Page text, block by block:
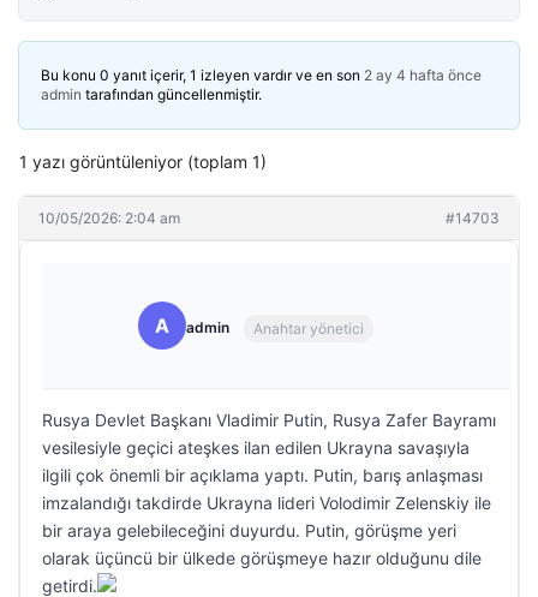
Bu konu 0 yanıt içerir, 1 izleyen vardır ve en son 2 ay 4 hafta önce
admin tarafından güncellenmiştir.
1 yazı görüntüleniyor (toplam 1)
10/05/2026: 2:04 am #14703
A admin Anahtar yönetici
Rusya Devlet Başkanı Vladimir Putin, Rusya Zafer Bayramı
vesilesiyle geçici ateşkes ilan edilen Ukrayna savaşıyla
ilgili çok önemli bir açıklama yaptı. Putin, barış anlaşması
imzalandığı takdirde Ukrayna lideri Volodimir Zelenskiy ile
bir araya gelebileceğini duyurdu. Putin, görüşme yeri
olarak üçüncü bir ülkede görüşmeye hazır olduğunu dile
getirdi.